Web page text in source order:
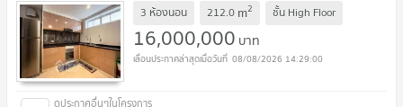
3 ห้องนอน 212.0 m2 ชั้น High Floor
16,000,000 บาท
08/08/2026 14:29:00